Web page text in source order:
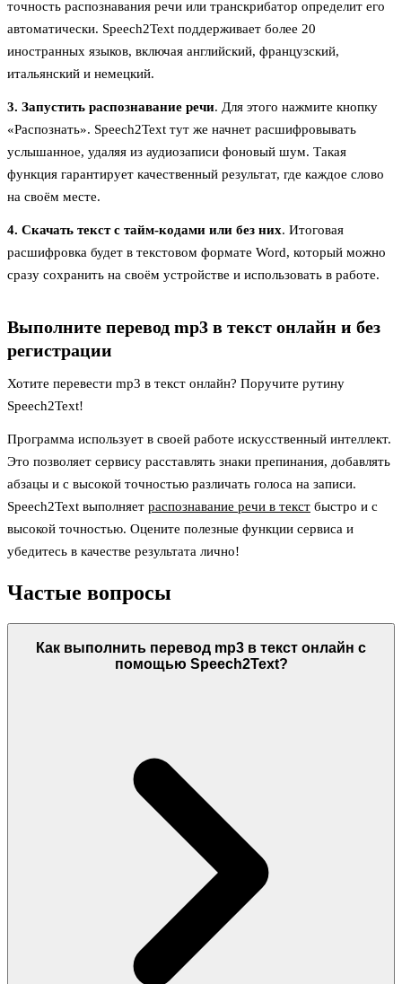
точность распознавания речи или транскрибатор определит его
автоматически. Speech2Text поддерживает более 20
иностранных языков, включая английский, французский,
итальянский и немецкий.
3. Запустить распознавание речи. Для этого нажмите кнопку
«Распознать». Speech2Text тут же начнет расшифровывать
услышанное, удаляя из аудиозаписи фоновый шум. Такая
функция гарантирует качественный результат, где каждое слово
на своём месте.
4. Скачать текст с тайм-кодами или без них. Итоговая
расшифровка будет в текстовом формате Word, который можно
сразу сохранить на своём устройстве и использовать в работе.
Выполните перевод mp3 в текст онлайн и без
регистрации
Хотите перевести mp3 в текст онлайн? Поручите рутину
Speech2Text!
Программа использует в своей работе искусственный интеллект.
Это позволяет сервису расставлять знаки препинания, добавлять
абзацы и с высокой точностью различать голоса на записи.
Speech2Text выполняет распознавание речи в текст быстро и с
высокой точностью. Оцените полезные функции сервиса и
убедитесь в качестве результата лично!
Частые вопросы
Как выполнить перевод mp3 в текст онлайн с
помощью Speech2Text?